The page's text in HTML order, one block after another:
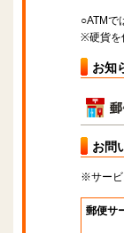
○ATMで
※硬貨を
お知
お問
※サービ
郵便サ